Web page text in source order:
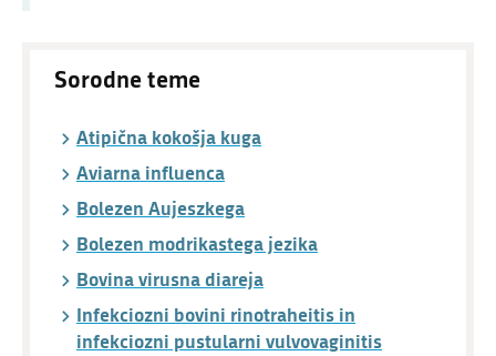
Sorodne teme
Atipična kokošja kuga
Aviarna influenca
Bolezen Aujeszkega
Bolezen modrikastega jezika
Bovina virusna diareja
Infekciozni bovini rinotraheitis in
infekciozni pustularni vulvovaginitis